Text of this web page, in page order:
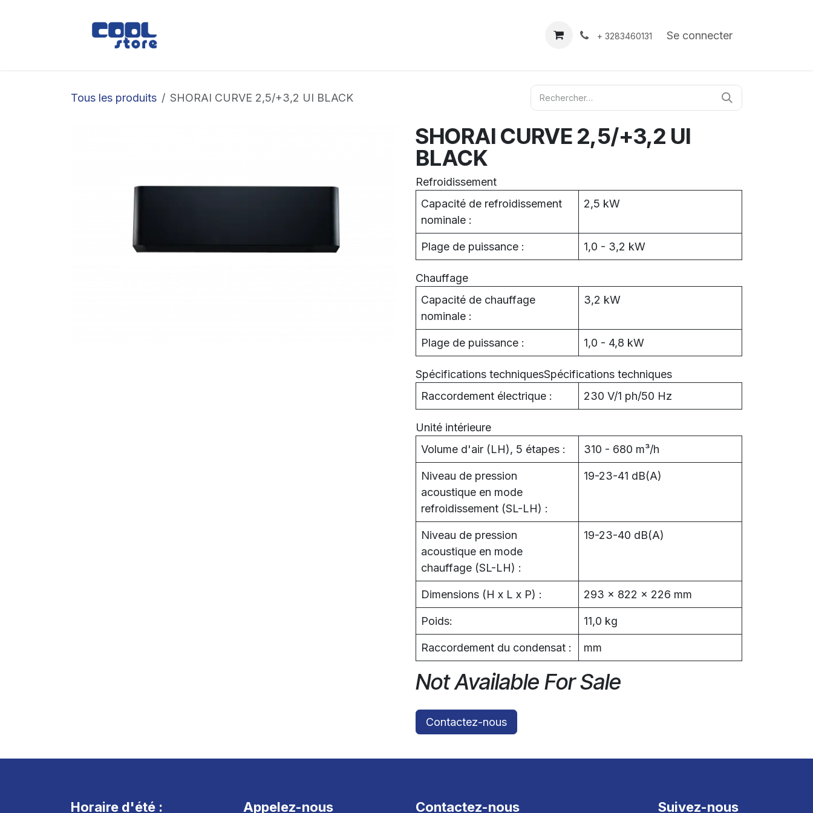
À propos Contact
+ 3283460131 Se connecter
Tous les produits SHORAI CURVE 2,5/+3,2 UI BLACK
SHORAI CURVE 2,5/+3,2 UI
BLACK
Refroidissement
Capacité de refroidissement
nominale :
2,5 kW
Plage de puissance : 1,0 - 3,2 kW
Chauffage
Capacité de chauffage
nominale :
3,2 kW
Plage de puissance : 1,0 - 4,8 kW
Spécifications techniquesSpécifications techniques
Raccordement électrique :
230 V/1 ph/50 Hz
Unité intérieure
Volume d'air (LH), 5 étapes :
310 - 680 m³/h
Niveau de pression
acoustique en mode
refroidissement (SL-LH) :
19-23-41 dB(A)
Niveau de pression
acoustique en mode
chauffage (SL-LH) :
19-23-40 dB(A)
Dimensions (H x L x P) : 293 x 822 x 226 mm
Poids: 11,0 kg
Raccordement du condensat : mm
Not Available For Sale
Contactez-nous
Horaire d'été : Appelez-nous Contactez-nous Suivez-nous